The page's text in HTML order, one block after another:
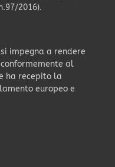
2016).
impegna a rendere
al
ha recepito la
europeo e